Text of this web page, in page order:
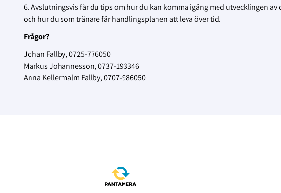
6. Avslutningsvis får du tips om hur du kan komma igång med utvecklingen
och hur du som tränare får handlingsplanen att leva över tid.
Frågor?
Johan Fallby, 0725-776050
Markus Johannesson, 0737-193346
Anna Kellermalm Fallby, 0707-986050